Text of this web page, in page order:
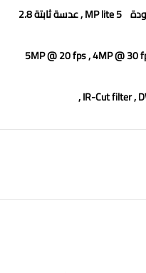
5 MP lite , عدسة ثابتة2.8
5MP @ 20 fps , 4MP @ 30
IR-Cut filter ,